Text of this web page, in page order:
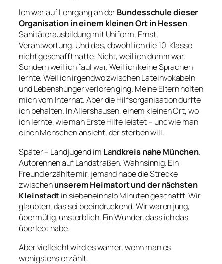
Ich war auf Lehrgang an derBundesschule dieser
Organisation in einem kleinen Ort inHessen.
Sanitäterausbildung mit Uniform, Ernst,
Verantwortung. Und das, obwohl ich die 10. Klasse
nicht geschafft hatte. Nicht, weil ich dumm war.
Sondern weil ich faul war. Weil ich keine Sprachen
lernte. Weil ich irgendwo zwischen Lateinvokabeln
und Lebenshunger verloren ging. Meine Eltern holten
mich vom Internat. Aber die Hilfsorganisation durfte
ich behalten. In Allershausen, einem kleinen Ort, wo
ich lernte, wie man Erste Hilfe leistet – und wie man
einen Menschen ansieht, der sterben will.
Später – Landjugend im Landkreis nahe München.
Autorennen auf Landstraßen. Wahnsinnig. Ein
Freund erzählte mir, jemand habe die Strecke
zwischenunserem Heimatort und der nächsten
Kleinstadtin siebeneinhalb Minuten geschafft. Wir
glaubten, das sei beeindruckend. Wir waren jung,
übermütig, unsterblich. Ein Wunder, dass ich das
überlebt habe.
Aber vielleicht wird es wahrer, wenn man es
wenigstens erzählt.